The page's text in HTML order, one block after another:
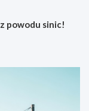
powodu sinic!